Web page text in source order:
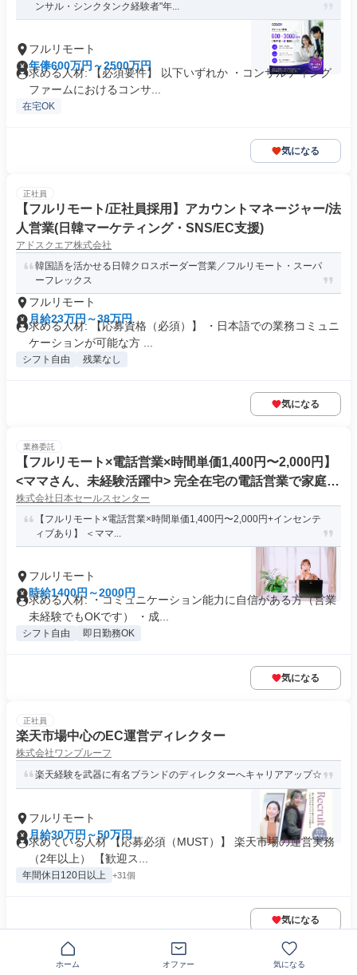
ンサル・シンクタンク経験者"年...
フルリモート
年俸600万円～2500万円
求める人材: 【必須要件】 以下いずれか ・コンサルティング
ファームにおけるコンサ...
在宅OK
気になる
正社員
【フルリモート/正社員採用】アカウントマネージャー/法
人営業(日韓マーケティング・SNS/EC支援)
アドスクエア株式会社
韓国語を活かせる日韓クロスボーダー営業／フルリモート・スーパ
ーフレックス
フルリモート
月給23万円～38万円
求める人材: 【応募資格（必須）】 ・日本語での業務コミュニ
ケーションが可能な方 ...
シフト自由 残業なし
気になる
業務委託
【フルリモート×電話営業×時間単価1,400円〜2,000円】
<ママさん、未経験活躍中> 完全在宅の電話営業で家庭と
仕事の両立を実現
株式会社日本セールスセンター
【フルリモート×電話営業×時間単価1,400円〜2,000円+インセンテ
ィブあり】 ＜ママ...
フルリモート
時給1400円～2000円
求める人材: ・コミュニケーション能力に自信がある方（営業
未経験でもOKです） ・成...
シフト自由 即日勤務OK
気になる
正社員
楽天市場中心のEC運営ディレクター
株式会社ワンプルーフ
楽天経験を武器に有名ブランドのディレクターへキャリアアップ☆
フルリモート
月給30万円～50万円
求めている人材 【応募必須（MUST）】 楽天市場の運営実務
（2年以上） 【歓迎ス...
年間休日120日以上 +31個
気になる
ホーム オファー 気になる